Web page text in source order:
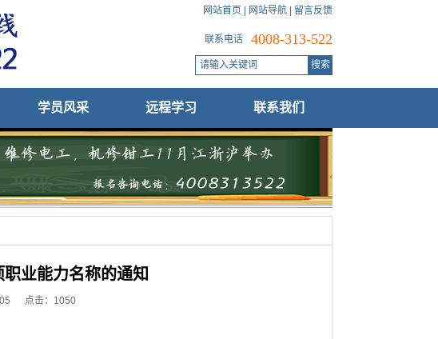
网站首页 网站导航 留言反馈
4008-313-522
联系电话
学员风采 远程学习 联系我们
职业能力名称的通知
点击： 1050